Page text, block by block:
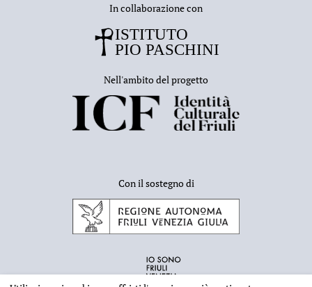
In collaborazione con
Nell'ambito del progetto
Con il sostegno di